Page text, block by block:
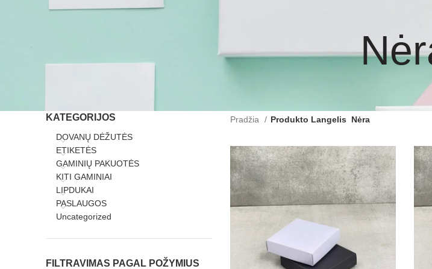
KATEGORIJOS
DOVANŲ DĖŽUTĖS
ETIKETĖS
GAMINIŲ PAKUOTĖS
KITI GAMINIAI
LIPDUKAI
PASLAUGOS
Uncategorized
FILTRAVIMAS PAGAL POŽYMIUS
Pradžia Produkto Langelis Nėra